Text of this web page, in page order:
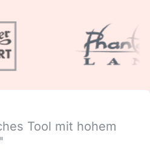
Tool mit hohem